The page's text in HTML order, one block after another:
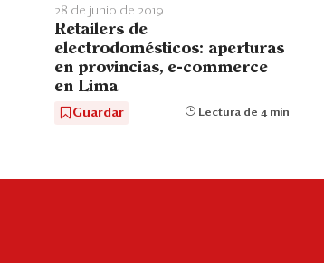
28 de junio de 2019
Retailers de
electrodomésticos: aperturas
en provincias, e-commerce
en Lima
Guardar Lectura de 4 min